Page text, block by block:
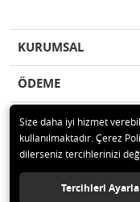
KURUMSAL
ÖDEME
İLETİŞİM
© 2020 Leylek
Size daha iyi hizmet
kullanılmaktadır. Çerez
dilerseniz tercihlerinizi
Tercihleri Ayarla